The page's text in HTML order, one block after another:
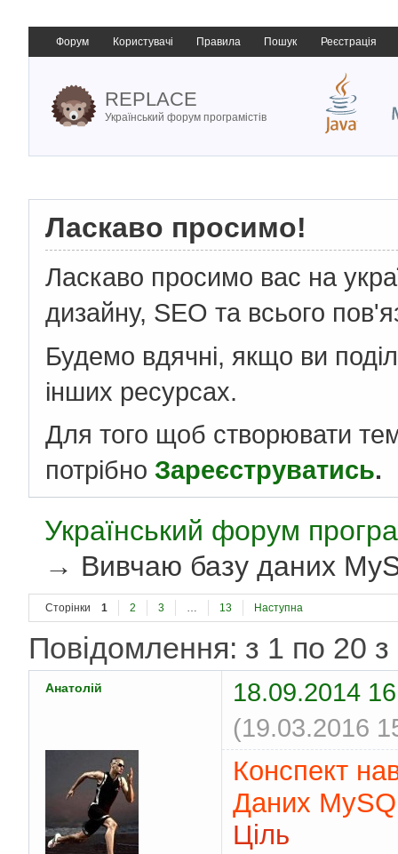
Форум Користувачі Правила Пошук Реєстрація
REPLACE
Український форум програмістів
Ласкаво просимо!
Ласкаво просимо вас на
дизайну, SEO та всього
Будемо вдячні, якщо ви
інших ресурсах.
Для того щоб створювати
потрібно Зареєструватись.
Український форум
→ Вивчаю базу даних
Сторінки 1 2 3 … 13 Наступна
Повідомлення: з 1 по 20 з
Анатолій
18.09.2014
(19.03.2016
Конспект
Даних
Ціль